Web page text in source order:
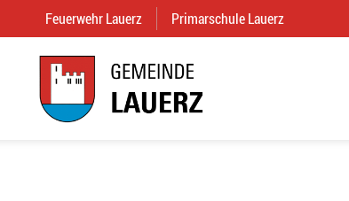
Feuerwehr Lauerz (External Link)
Primarschule Lauerz